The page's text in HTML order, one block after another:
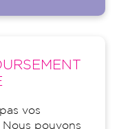
vos
pouvons